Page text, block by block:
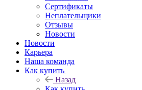
Сертификаты
Неплательщики
Отзывы
Новости
Новости
Карьера
Наша команда
Как купить
Назад